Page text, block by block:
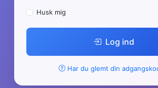
Husk mig
Log ind
Har du glemt din